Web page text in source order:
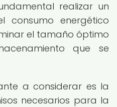
realizar un
consumo energético
el tamaño óptimo
que se
a considerar es la
necesarios para la